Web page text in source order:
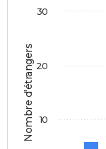
Nombre d'étrangers 10
20
30